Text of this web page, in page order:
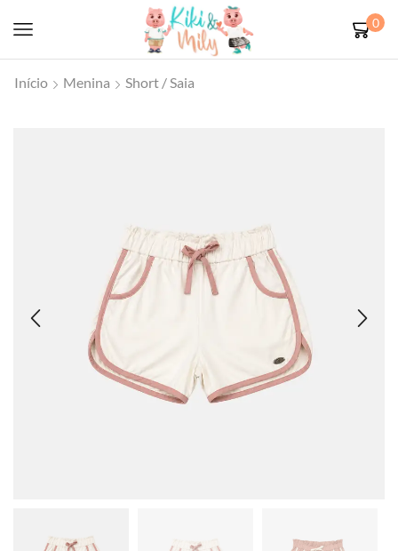
0
Início Menina Short / Saia